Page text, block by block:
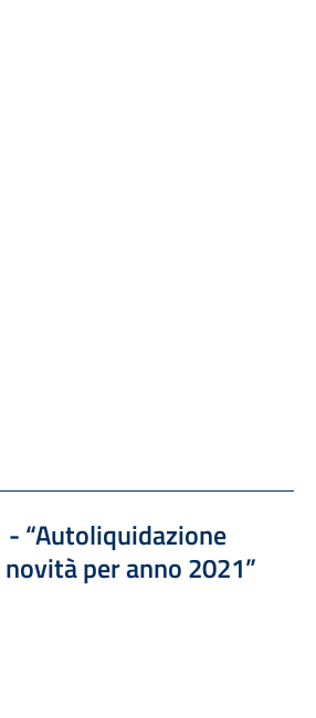
“Autoliquidazione
per anno 2021”
Formato PDF — Dimensione 194.14 kB